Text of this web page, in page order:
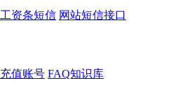
工资条短信 网站短信接口
充值账号 FAQ知识库